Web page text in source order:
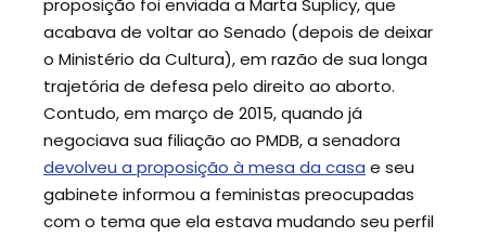
acabava de voltar ao Senado (depois de deixar
o Ministério da Cultura), em razão de sua longa
trajetória de defesa pelo direito ao aborto.
Contudo, em março de 2015, quando já
negociava sua filiação ao PMDB, a senadora
devolveu a proposição à mesa da casa e seu
gabinete informou a feministas preocupadas
com o tema que ela estava mudando seu perfil